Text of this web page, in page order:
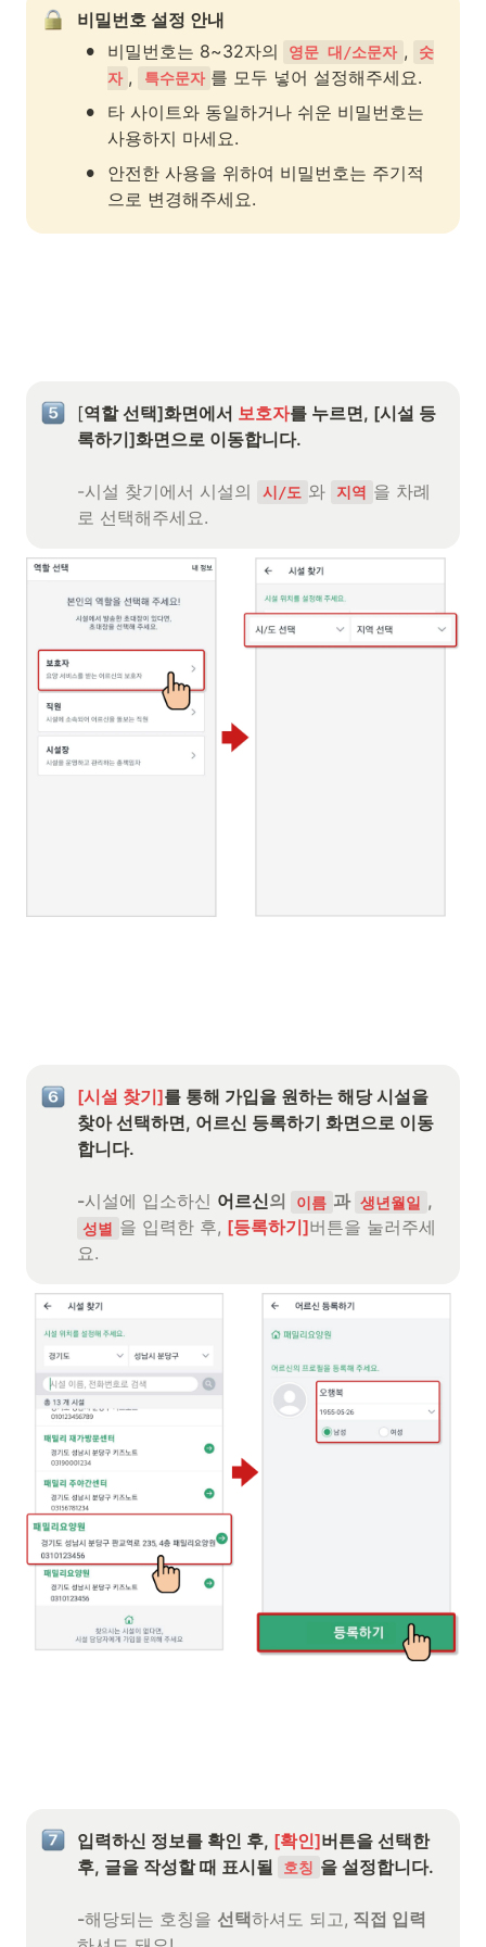
비밀번호 설정 안내
• 비밀번호는 8~32자의 영문 대/소문자 ,
숫
자 , 특수문자 를 모두 넣어 설정해주세요.
•
타 사이트와 동일하거나 쉬운 비밀번호는
사용하지 마세요.
•
안전한 사용을 위하여 비밀번호는 주기적
으로 변경해주세요.
[역할 선택]화면에서 보호자를 누르면, [시설 등
-시설 찾기에서 시설의 시/도 와 지역
을 차례
로 선택해주세요.
[시설 찾기]를 통해 가입을 원하는 해당 시설을
찾아 선택하면, 어르신 등록하기 화면으로 이동
합니다.
-시설에 입소하신 어르신의 이름 과 생년월일
성별 을 입력한 후, [등록하기]버튼을 눌러주세
요.
입력하신 정보를 확인 후, [확인]버튼을 선택한
후, 글을 작성할 때 표시될
호칭 을 설정합니다.
-해당되는 호칭을 선택하셔도 되고, 직접 입력